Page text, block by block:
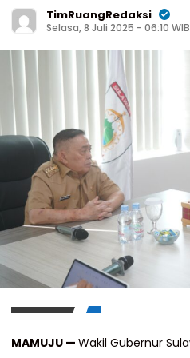
TimRuangRedaksi
Selasa, 8 Juli 2025 - 06:10 WIB
MAMUJU — Wakil Gubernur